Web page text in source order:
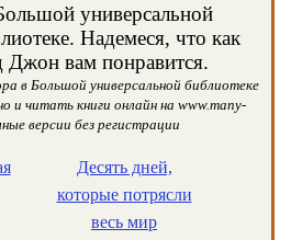
универсальной
Надемеся, что как
Джон вам понравится.
в Большой универсальной библиотеке
и читать книги онлайн на www.many-
версии без регистрации
Десять дней,
которые потрясли
весь мир